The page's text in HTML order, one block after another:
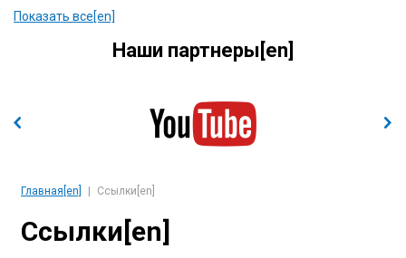
ПОЛИТИКА[EN]
ЭТО ИНТЕРЕСНО[EN]
Показать все[en]
Наши партнеры[en]
Главная[en] Ссылки[en]
Ссылки[en]